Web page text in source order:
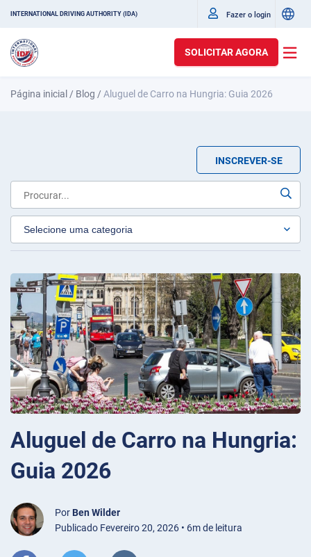
INTERNATIONAL DRIVING AUTHORITY (IDA) Fazer o login
SOLICITAR AGORA
Página inicial / Blog /Aluguel de Carro na Hungria: Guia 2026
INSCREVER-SE
Aluguel de Carro na Hungria:
Guia 2026
Por Ben Wilder
Publicado Fevereiro 20, 2026 • 6m de leitura